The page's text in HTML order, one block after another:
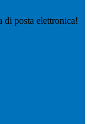
di posta elettronica!